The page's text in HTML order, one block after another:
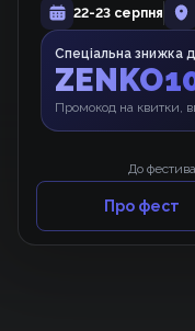
Не така
Манхва
22-23 серпня
Спеціальна знижка
Промокод на квитки,
До
Про фест